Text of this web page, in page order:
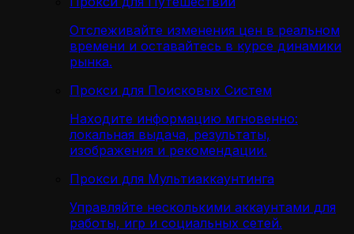
Отслеживайте изменения цен в реальном
времени и оставайтесь в курсе динамики
рынка.
Прокси для Поисковых Систем
Находите информацию мгновенно:
локальная выдача, результаты,
изображения и рекомендации.
Прокси для Мультиаккаунтинга
Управляйте несколькими аккаунтами для
работы, игр и социальных сетей.